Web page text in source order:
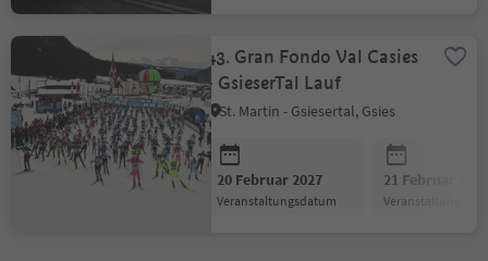
43. Gran Fondo Val Casies
- GsieserTal Lauf
St. Martin - Gsiesertal, Gsies
20 Februar 2027
Veranstaltungsdatum
21 Februar 2027